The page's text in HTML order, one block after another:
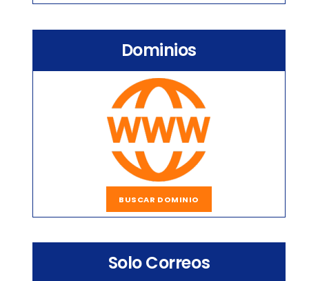
Dominios
BUSCAR DOMINIO
Solo Correos